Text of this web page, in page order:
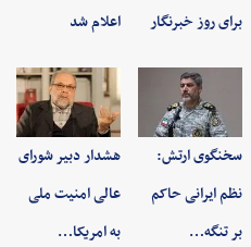
برای روز خبرنگار اعلام شد
سخنگوی ارتش:
نظم ایرانی حاکم
بر تنگه…
هشدار دبیر شورای
عالی امنیت ملی
به امریکا…